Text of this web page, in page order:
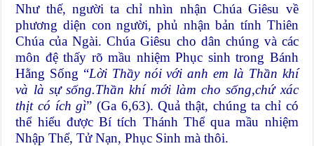
Như thế, người ta chỉ nhìn nhận Chúa Giêsu về
phương diện con người, phủ nhận bản tính Thiên
Chúa của Ngài. Chúa Giêsu cho dân chúng và các
môn đệ thấy rõ mầu nhiệm Phục sinh trong Bánh
Hằng Sống “Lời Thầy nói với anh em là Thần khí
và là sự sống.Thần khí mới làm cho sống,chứ xác
thịt có ích gì” (Ga 6,63). Quả thật, chúng ta chỉ có
thể hiểu được Bí tích Thánh Thể qua mầu nhiệm
Nhập Thể, Tử Nạn, Phục Sinh mà thôi.